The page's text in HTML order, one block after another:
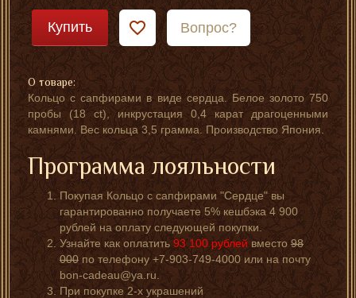
Купить Вопрос?
О товаре:
Кольцо с сапфирами в виде сердца. Белое золото 750
пробы (18 ct), инкрустация 0,4 карат драгоценными
камнями. Вес кольца 3,5 грамма. Производство Япония.
Программа лояльности
Покупая Кольцо с сапфирами "Сердце" вы
гарантированно получаете 5% кешбэка 4 900
рублей на оплату следующей покупки.
Узнайте как оплатить 93 100 рублейвместо98
000по телефону +7-903-749-4000 или на почту
bon-cadeau@ya.ru.
При покупке 2-х украшений